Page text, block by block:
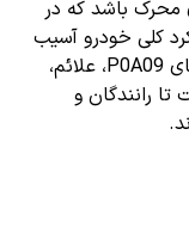
محرک باشد که در
کلی خودرو آسیب
برساند. در این مقاله به بررسی دقیق کد خطای P0A09، علائم،
رانندگان و